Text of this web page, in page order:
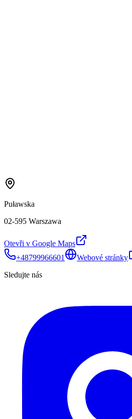
Puławska
02-595 Warszawa
Otevři v Google Maps
+48799966601
Webové stránky
Sledujte nás